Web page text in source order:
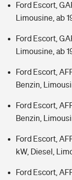
Ford Escort,
Limousine, ab
Ford Escort,
Limousine, ab
Ford Escort,
Benzin,
Ford Escort,
Benzin,
Ford Escort,
kW, Diesel,
Ford Escort,